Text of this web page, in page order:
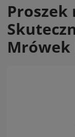
Proszek
Mrówek